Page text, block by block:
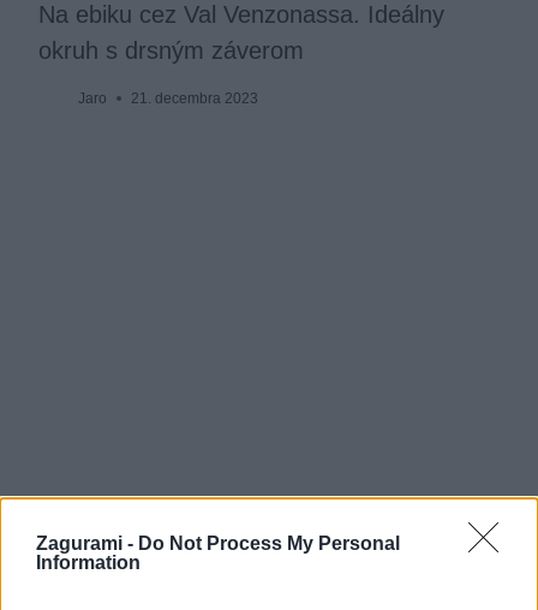
Zagurami - Do Not Process My Personal
Information
Na ebiku cez Val Venzonassa. Ideálny
okruh s drsným záverom
Jaro 21. decembra 2023
MTB okruh cez doliny Riofreddo a Saisera
v Júlskych Alpách